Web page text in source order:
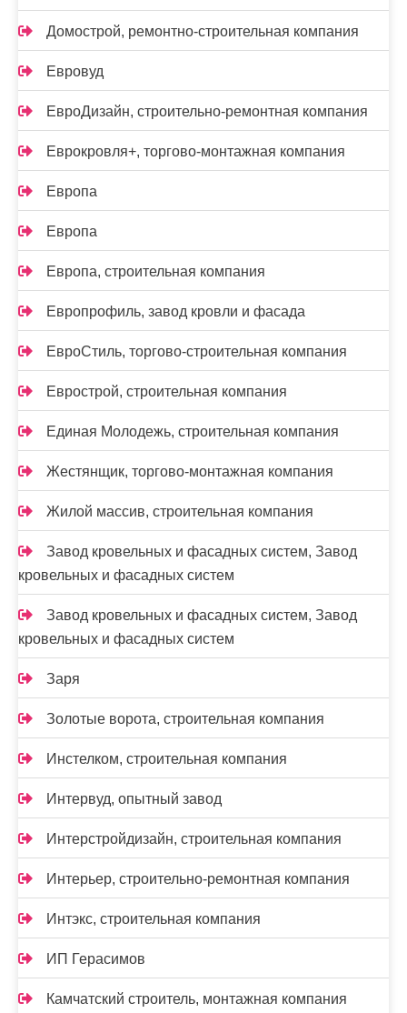
Домострой, ремонтно-строительная компания
Евровуд
ЕвроДизайн, строительно-ремонтная компания
Еврокровля+, торгово-монтажная компания
Европа
Европа
Европа, строительная компания
Европрофиль, завод кровли и фасада
ЕвроСтиль, торгово-строительная компания
Еврострой, строительная компания
Единая Молодежь, строительная компания
Жестянщик, торгово-монтажная компания
Жилой массив, строительная компания
Завод кровельных и фасадных систем, Завод
кровельных и фасадных систем
Завод кровельных и фасадных систем, Завод
кровельных и фасадных систем
Заря
Золотые ворота, строительная компания
Инстелком, строительная компания
Интервуд, опытный завод
Интерстройдизайн, строительная компания
Интерьер, строительно-ремонтная компания
Интэкс, строительная компания
ИП Герасимов
Камчатский строитель, монтажная компания